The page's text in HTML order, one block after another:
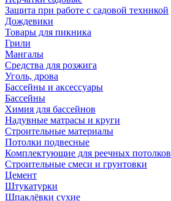
Защита при работе с садовой техникой
Дождевики
Товары для пикника
Грили
Мангалы
Средства для розжига
Уголь, дрова
Бассейны и аксессуары
Бассейны
Химия для бассейнов
Надувные матрасы и круги
Строительные материалы
Потолки подвесные
Комплектующие для реечных потолков
Строительные смеси и грунтовки
Цемент
Штукатурки
Шпаклёвки сухие